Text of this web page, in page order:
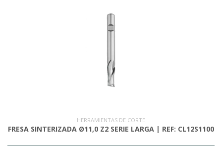
HERRAMIENTAS DE CORTE
FRESA SINTERIZADA Ø11,0 Z2 SERIE LARGA | REF: CL12S1100